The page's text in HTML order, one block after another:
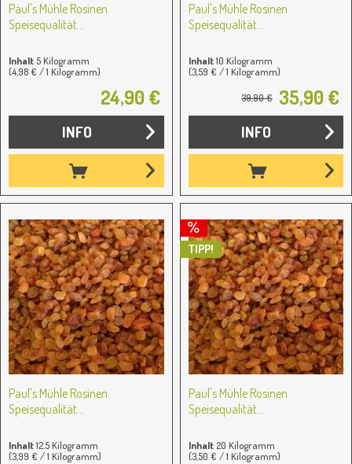
Paul's Mühle Rosinen
Speisequalität...
Inhalt 5 Kilogramm
(4,98 € / 1 Kilogramm)
24,90 €
INFO
Paul's Mühle Rosinen
Speisequalität...
Inhalt10 Kilogramm
(3,59 € / 1 Kilogramm)
39,90 € 35,90 €
INFO
Paul's Mühle Rosinen
Speisequalität...
Inhalt12.5 Kilogramm
(3,99 € / 1 Kilogramm)
TIPP!
Paul's Mühle Rosinen
Speisequalität...
Inhalt 20 Kilogramm
(3,50 € / 1 Kilogramm)